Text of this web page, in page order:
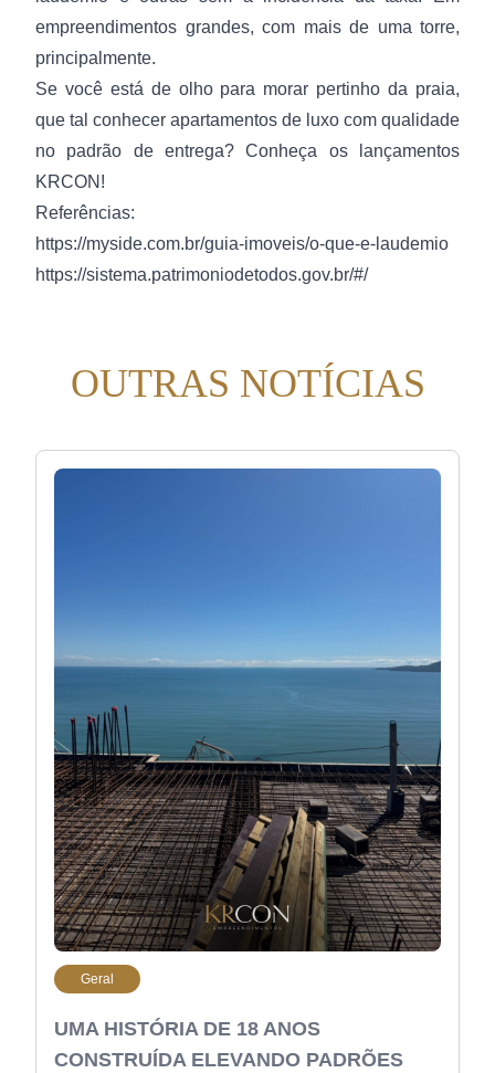
empreendimentos grandes, com mais de uma torre,
principalmente.
Se você está de olho para morar pertinho da praia,
que tal conhecer apartamentos de luxo com qualidade
no padrão de entrega? Conheça os lançamentos
KRCON!
Referências:
https://myside.com.br/guia-imoveis/o-que-e-laudemio
https://sistema.patrimoniodetodos.gov.br/#/
OUTRAS NOTÍCIAS
Geral
UMA HISTÓRIA DE 18 ANOS
CONSTRUÍDA ELEVANDO PADRÕES